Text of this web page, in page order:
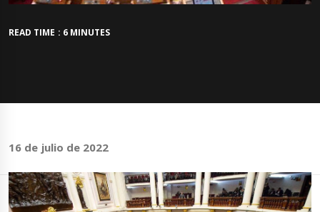
READ TIME : 6 MINUTES
16 de julio de 2022